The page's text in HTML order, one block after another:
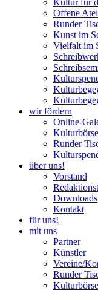
Offene
Runder
Kunst im
Vielfalt im
wir fördern
Online-
Kulturbörse
Runder
über uns!
Vorstand
Downloads
Kontakt
für uns!
mit uns
Partner
Künstler
Vereine/
Runder
Kulturbörse